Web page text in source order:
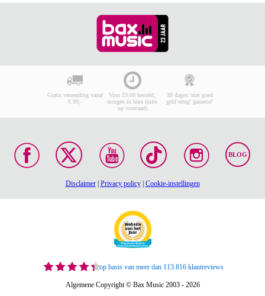
Gratis verzending vanaf
€ 99,-
Voor 23:00 besteld,
morgen in huis (mits
op voorraad)
30 dagen 'niet goed
geld terug' garantie!
BLOG
Disclaimer| Privacy policy| Cookie-instellingen
op basis van meer dan 113.816 klantreviews
Algemene Copyright © Bax Music 2003 - 2026